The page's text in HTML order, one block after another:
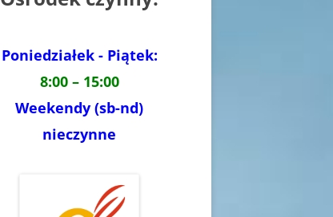
Poniedziałek - Piątek:
8:00 – 15:00
Weekendy (sb-nd)
nieczynne